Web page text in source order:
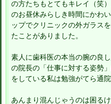
の方たちもとてもキレイ（笑
のお昼休みらしき時間にかわ
ップでクリニックの外ガラス
たことがありました。
素人に歯科医の本当の腕の良
の院長の「仕事に対する姿勢
をしている私は勉強がてら
あんまり混んじゃうのは困る